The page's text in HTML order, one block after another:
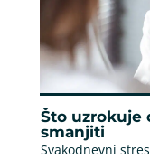
Što uzrokuje
smanjiti
Svakodnevni